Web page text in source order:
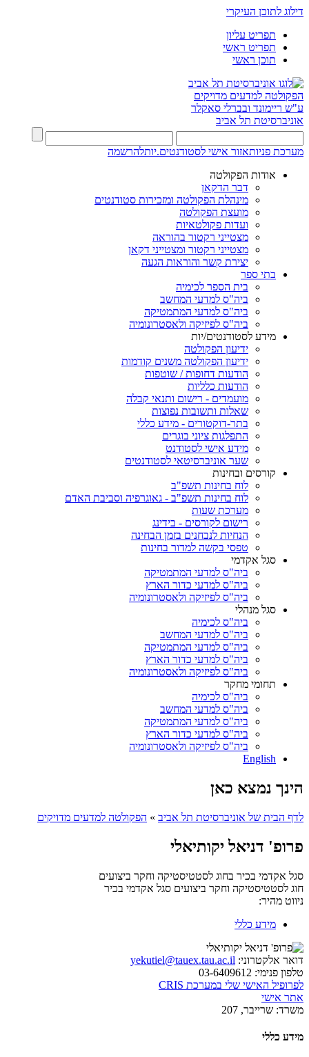
דילוג לתוכן העיקרי
תפריט עליון
תפריט ראשי
תוכן ראשי
הפקולטה למדעים מדויקים
ע"ש ריימונד ובברלי סאקלר
אוניברסיטת תל אביב
מערכת פניותאזור אישי לסטודנטים.יותלהרשמה
אודות הפקולטה
דבר הדקאן
מינהלת הפקולטה ומזכירות סטודנטים
מועצת הפקולטה
ועדות פקולטאיות
מצטייני רקטור בהוראה
מצטייני רקטור ומצטייני דקאן
יצירת קשר והוראות הגעה
בתי ספר
בית הספר לכימיה
ביה"ס למדעי המחשב
ביה"ס למדעי המתמטיקה
ביה"ס לפיזיקה ולאסטרונומיה
מידע לסטודנטים/יות
ידיעון הפקולטה
ידיעון הפקולטה משנים קודמות
הודעות דחופות / שוטפות
הודעות כלליות
מועמדים - רישום ותנאי קבלה
שאלות ותשובות נפוצות
בתר-דוקטורים - מידע כללי
התפלגות ציוני בוגרים
מידע אישי לסטודנט
שער אוניברסיטאי לסטודנטים
קורסים ובחינות
לוח בחינות תשפ"ב
לוח בחינות תשפ"ב - גאוגרפיה וסביבת האדם
מערכת שעות
רישום לקורסים - בידינג
הנחיות לנבחנים בזמן הבחינה
טפסי בקשה למדור בחינות
סגל אקדמי
ביה"ס למדעי המתמטיקה
ביה"ס למדעי כדור הארץ
ביה"ס לפיזיקה ולאסטרונומיה
סגל מנהלי
ביה"ס לכימיה
ביה"ס למדעי המחשב
ביה"ס למדעי המתמטיקה
ביה"ס למדעי כדור הארץ
ביה"ס לפיזיקה ולאסטרונומיה
תחומי מחקר
ביה"ס לכימיה
ביה"ס למדעי המחשב
ביה"ס למדעי המתמטיקה
ביה"ס למדעי כדור הארץ
ביה"ס לפיזיקה ולאסטרונומיה
English
הינך נמצא כאן
לדף הבית של אוניברסיטת תל אביב » הפקולטה למדעים מדויקים
פרופ' דניאל יקותיאלי
סגל אקדמי בכיר בחוג לסטטיסטיקה וחקר ביצועים
חוג לסטטיסטיקה וחקר ביצועים סגל אקדמי בכיר
ניווט מהיר:
מידע כללי
דואר אלקטרוני: yekutiel@tauex.tau.ac.il
טלפון פנימי:
לפרופיל האישי שלי במערכת CRIS
אתר אישי
משרד: שרייבר, 207
מידע כללי